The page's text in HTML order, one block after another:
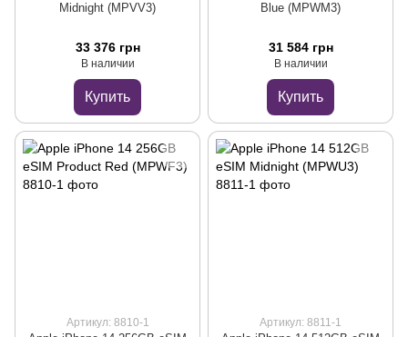
Midnight (MPVV3)
33 376 грн
В наличии
Купить
Blue (MPWM3)
31 584 грн
В наличии
Купить
Артикул: 8810-1 Артикул: 8811-1